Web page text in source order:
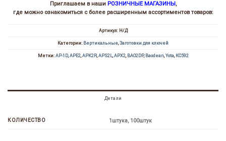
Приглашаем в наши РОЗНИЧНЫЕ МАГАЗИНЫ,
где можно ознакомиться с более расширенным ассортиментов товаров:
Артикул: Н/Д
Категории: Вертикальные, Заготовки для ключей
Метки: AP-1D, APE2, APK2R, APS2L , APX2, BAO2DP, Baodean, Yota, КС592
Детали
КОЛИЧЕСТВО 1штука, 100штук